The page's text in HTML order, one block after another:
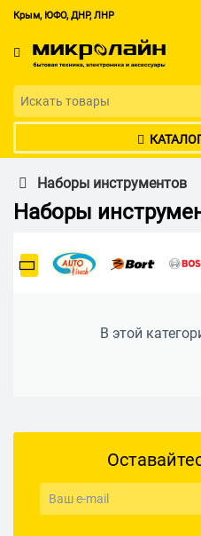
Крым, ЮФО, ДНР, ЛНР
Наборы инструментов
Наборы
В этой